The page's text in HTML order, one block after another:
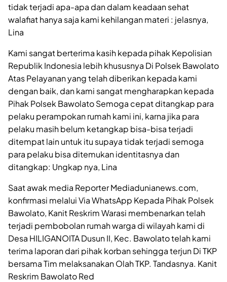
tidak terjadi apa-apa dan dalam keadaan sehat
walafiat hanya saja kami kehilangan materi : jelasnya,
Lina
Kami sangat berterima kasih kepada pihak Kepolisian
Republik Indonesia lebih khususnya Di Polsek Bawolato
Atas Pelayanan yang telah diberikan kepada kami
dengan baik, dan kami sangat mengharapkan kepada
Pihak Polsek Bawolato Semoga cepat ditangkap para
pelaku perampokan rumah kami ini, karna jika para
pelaku masih belum ketangkap bisa-bisa terjadi
ditempat lain untuk itu supaya tidak terjadi semoga
para pelaku bisa ditemukan identitasnya dan
ditangkap: Ungkap nya, Lina
Saat awak media Reporter Mediadunianews.com,
konfirmasi melalui Via WhatsApp Kepada Pihak Polsek
Bawolato, Kanit Reskrim Warasi membenarkan telah
terjadi pembobolan rumah warga di wilayah kami di
Desa HILIGANOITA Dusun II, Kec. Bawolato telah kami
terima laporan dari pihak korban sehingga terjun Di TKP
bersama Tim melaksanakan Olah TKP. Tandasnya. Kanit
Reskrim Bawolato Red